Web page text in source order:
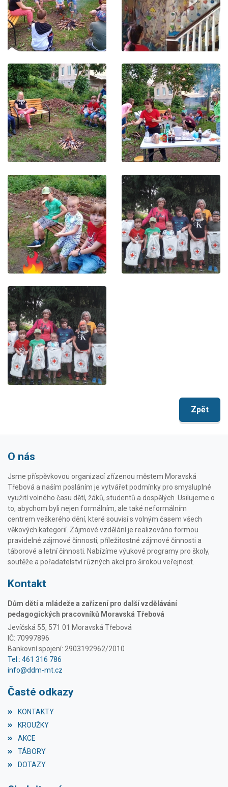
Zpět
O nás
Jsme příspěvkovou organizací zřízenou městem Moravská
Třebová a naším posláním je vytvářet podmínky pro smysluplné
využití volného času dětí, žáků, studentů a dospělých. Usilujeme o
to, abychom byli nejen formálním, ale také neformálním
centrem veškerého dění, které souvisí s volným časem všech
věkových kategorií. Zájmové vzdělání je realizováno formou
pravidelné zájmové činnosti, příležitostné zájmové činnosti a
táborové a letní činnosti. Nabízíme výukové programy pro školy,
soutěže a pořadatelství různých akcí pro širokou veřejnost.
Kontakt
Dům dětí a mládeže a zařízení pro další vzdělávání
pedagogických pracovníků Moravská Třebová
Jevíčská 55, 571 01 Moravská Třebová
IČ: 70997896
Bankovní spojení: 2903192962/2010
Tel.: 461 316 786
info@ddm-mt.cz
Časté odkazy
KONTAKTY
KROUŽKY
AKCE
TÁBORY
DOTAZY